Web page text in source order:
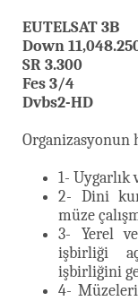
EUTELSAT 3B
Down
SR 3.300
Fes 3/4
Dvbs2-HD
Organizasyonun
1- Uygarlık
2- Dini
müze
3- Yerel
işbirliği
işbirliğini
4-